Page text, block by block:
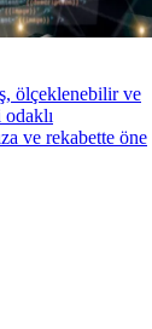
ölçeklenebilir ve
ve rekabette öne